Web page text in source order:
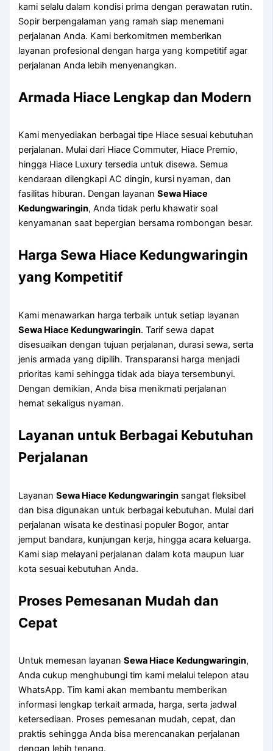
kami selalu dalam kondisi prima dengan perawatan rutin.
Sopir berpengalaman yang ramah siap menemani
perjalanan Anda. Kami berkomitmen memberikan
layanan profesional dengan harga yang kompetitif agar
perjalanan Anda lebih menyenangkan.
Armada Hiace Lengkap dan Modern
Kami menyediakan berbagai tipe Hiace sesuai kebutuhan
perjalanan. Mulai dari Hiace Commuter, Hiace Premio,
hingga Hiace Luxury tersedia untuk disewa. Semua
kendaraan dilengkapi AC dingin, kursi nyaman, dan
fasilitas hiburan. Dengan layananSewa Hiace
Kedungwaringin, Anda tidak perlu khawatir soal
kenyamanan saat bepergian bersama rombongan besar.
Harga Sewa Hiace Kedungwaringin
yang Kompetitif
Kami menawarkan harga terbaik untuk setiap layanan
Sewa Hiace Kedungwaringin. Tarif sewa dapat
disesuaikan dengan tujuan perjalanan, durasi sewa, serta
jenis armada yang dipilih. Transparansi harga menjadi
prioritas kami sehingga tidak ada biaya tersembunyi.
Dengan demikian, Anda bisa menikmati perjalanan
hemat sekaligus nyaman.
Layanan untuk Berbagai Kebutuhan
Perjalanan
LayananSewa Hiace Kedungwaringin sangat fleksibel
dan bisa digunakan untuk berbagai kebutuhan. Mulai dari
perjalanan wisata ke destinasi populer Bogor, antar
jemput bandara, kunjungan kerja, hingga acara keluarga.
Kami siap melayani perjalanan dalam kota maupun luar
kota sesuai kebutuhan Anda.
Proses Pemesanan Mudah dan
Cepat
Untuk memesan layananSewa Hiace Kedungwaringin,
Anda cukup menghubungi tim kami melalui telepon atau
WhatsApp. Tim kami akan membantu memberikan
informasi lengkap terkait armada, harga, serta jadwal
ketersediaan. Proses pemesanan mudah, cepat, dan
praktis sehingga Anda bisa merencanakan perjalanan